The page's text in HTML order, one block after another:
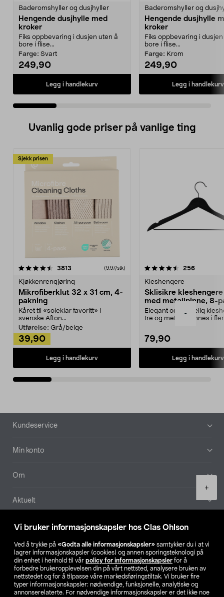
Vi bruker informasjonskapsler hos Clas Ohlson
Ved å trykke på «Godta alle informasjonskapsler» samtykker du i at vi
lagrer informasjonskapsler (cookies) og annen sporingsteknologi på
din enhet i henhold til vår policy for informasjonskapsler for å
forbedre brukeropplevelsen din på vårt nettsted, analysere bruken av
nettstedet og for å tilpasse våre markedsføringstiltak. Vi bruker fire
typer informasjonskapsler: nødvendige, funksjonelle, analytiske og
annonserelaterte. For nødvendige informasjonskapsler er det ikke noe
-
+
Baderomshyller og dusjhyller
Hengende dusjhylle med
kroker
Fiks oppbevaring i dusjen uten å
bore i flise...
Farge: Svart
249,90
Legg i handlekurv
Baderomshyller og
Hengende dusjhylle
kroker
Fiks oppbevaring i
bore i flise...
Farge: Krom
249,90
Legg i handlekurv
Uvanlig gode priser på vanlige ting
Sjekk prisen
3813 anmeldelser(9,97/stk)
Kjøkkenrengjøring
Mikrofiberklut 32 x 31 cm, 4-
pakning
Kåret til «soleklar favoritt» i
svenske Afton...
Utførelse: Grå/beige
39,90
Legg i handlekurv
4.5av 5 stjerner 256
Kleshengere
Sklisikre
med metallpinne, 8-
Elegant og skikkelig
tre og metall – finnes i
79,90
Legg i handlekurv
4.5av 5 stjerner
Bunntekst
Kundeservice
Min konto
Om
Aktuelt
Våre selskaper
Finn din butikk
SE NO FI